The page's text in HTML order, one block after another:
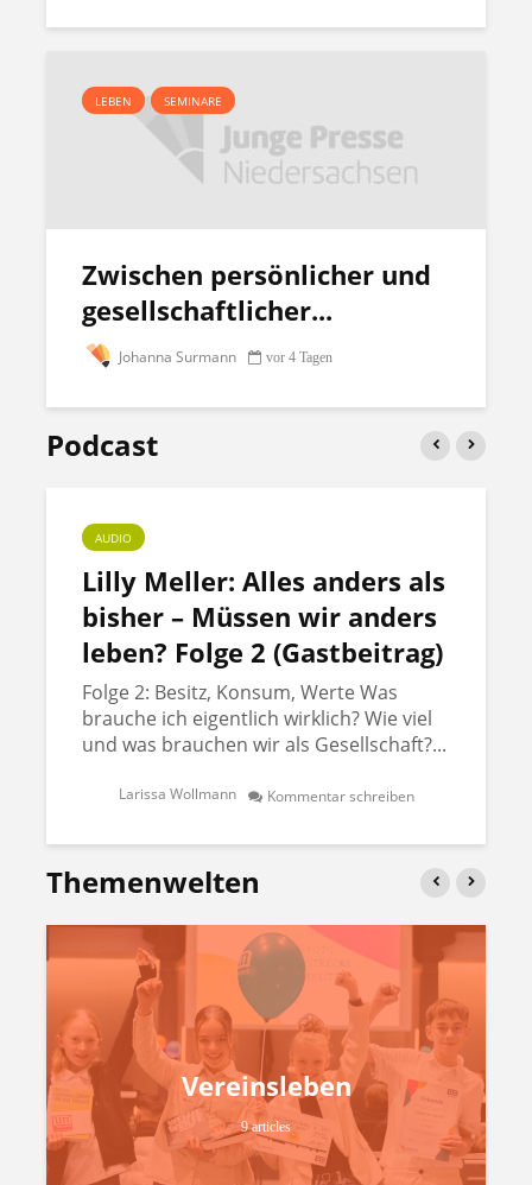
LEBEN SEMINARE
Zwischen persönlicher und
gesellschaftlicher...
Johanna Surmann vor 4 Tagen
Podcast
AUDIO
Lilly Meller: Alles anders als
bisher – Müssen wir anders
leben? Folge 2 (Gastbeitrag)
Folge 2: Besitz, Konsum, Werte Was
brauche ich eigentlich wirklich? Wie viel
und was brauchen wir als Gesellschaft?...
Larissa Wollmann Kommentar schreiben
Themenwelten
Vereinsleben
9 articles